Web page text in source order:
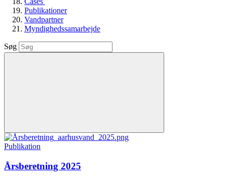
Publikationer
Vandpartner
Myndighedssamarbejde
Søg
Publikation
Årsberetning 2025